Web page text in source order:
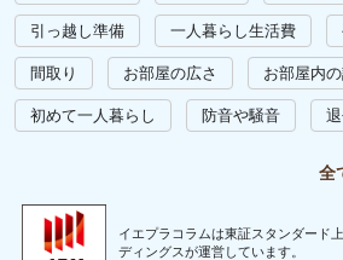
引っ越し準備 一人暮らし生活費
間取り お部屋の広さ お部屋内
初めて一人暮らし 防音や騒音
全
イエプラコラムは東証スタンダード
ディングスが運営しています。